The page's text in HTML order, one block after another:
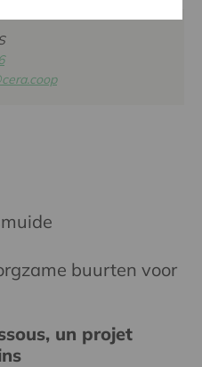
buurten voor
un projet